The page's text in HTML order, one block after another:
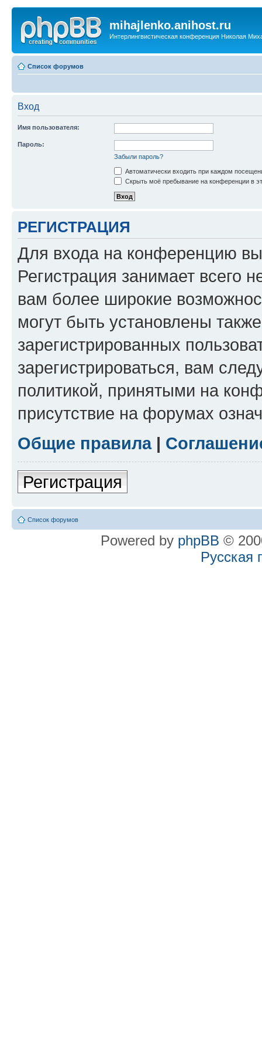
mihajlenko.anihost.ru
Интерлингвистическая конференция Николая
Список форумов
Вход
Имя пользователя:
Пароль:
Забыли пароль?
Автоматически входить при каждом
Скрыть моё пребывание на конференции в
РЕГИСТРАЦИЯ
Для входа на конференцию
Регистрация занимает всего
вам более широкие
могут быть установлены
зарегистрированных
зарегистрироваться, вам
политикой, принятыми на
присутствие на форумах
Общие правила|
Регистрация
Список форумов
Powered by phpBB ©
Русская